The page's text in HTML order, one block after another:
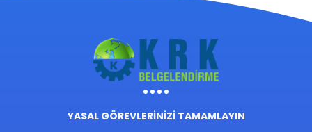
YASAL GÖREVLERİNİZİ TAMAMLAYIN